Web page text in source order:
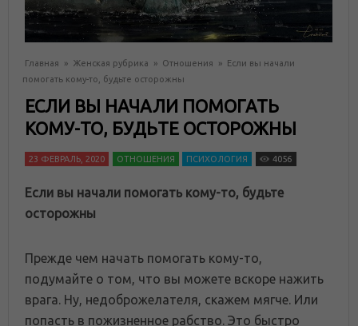
Главная » Женская рубрика » Отношения » Если вы начали
помогать кому-то, будьте осторожны
ЕСЛИ ВЫ НАЧАЛИ ПОМОГАТЬ
КОМУ-ТО, БУДЬТЕ ОСТОРОЖНЫ
23 ФЕВРАЛЬ, 2020 ОТНОШЕНИЯ ПСИХОЛОГИЯ 4056
Если вы начали помогать кому-то, будьте
осторожны
Прежде чем начать помогать кому-то,
подумайте о том, что вы можете вскоре нажить
врага. Ну, недоброжелателя, скажем мягче. Или
попасть в пожизненное рабство. Это быстро